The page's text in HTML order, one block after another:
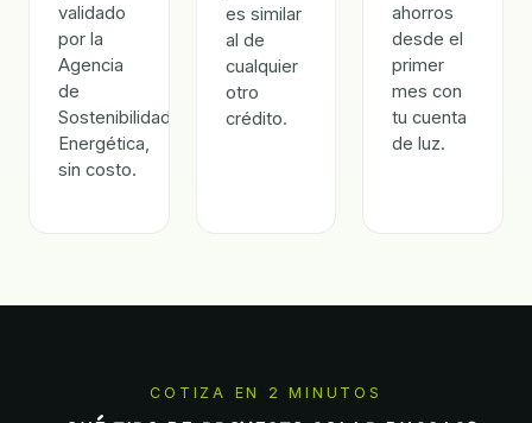
validado
por la
Agencia
de
Sostenibilidad
Energética,
sin costo.
es similar
al de
cualquier
otro
crédito.
ahorros
desde el
primer
mes con
tu cuenta
de luz.
COTIZA EN 2 MINUTOS